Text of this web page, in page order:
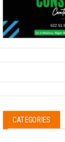
CATEGORIES